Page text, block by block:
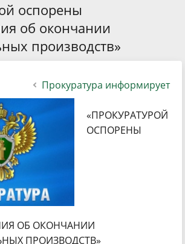
оспорены
об окончании
производств»
Прокуратура информирует
«ПРОКУРАТУРОЙ
ОСПОРЕНЫ
ОБ ОКОНЧАНИИ
ПРОИЗВОДСТВ»